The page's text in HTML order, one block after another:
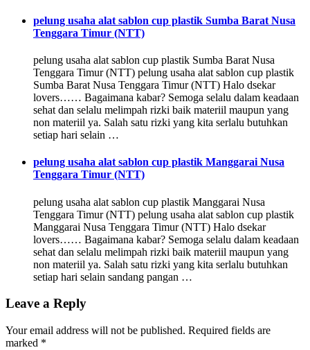
pelung usaha alat sablon cup plastik Sumba Barat Nusa
Tenggara Timur (NTT)
pelung usaha alat sablon cup plastik Sumba Barat Nusa
Tenggara Timur (NTT) pelung usaha alat sablon cup plastik
Sumba Barat Nusa Tenggara Timur (NTT) Halo dsekar
lovers…… Bagaimana kabar? Semoga selalu dalam keadaan
sehat dan selalu melimpah rizki baik materiil maupun yang
non materiil ya. Salah satu rizki yang kita serlalu butuhkan
setiap hari selain …
pelung usaha alat sablon cup plastik Manggarai Nusa
Tenggara Timur (NTT)
pelung usaha alat sablon cup plastik Manggarai Nusa
Tenggara Timur (NTT) pelung usaha alat sablon cup plastik
Manggarai Nusa Tenggara Timur (NTT) Halo dsekar
lovers…… Bagaimana kabar? Semoga selalu dalam keadaan
sehat dan selalu melimpah rizki baik materiil maupun yang
non materiil ya. Salah satu rizki yang kita serlalu butuhkan
setiap hari selain sandang pangan …
Leave a Reply
Your email address will not be published. Required fields are
marked *